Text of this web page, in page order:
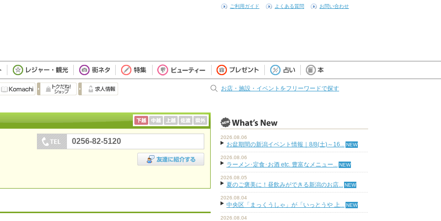
ご利用ガイド よくある質問 お問い合わせ
お店・施設・イベントをフリーワードで探す
0256-82-5120 2026.08.06
お盆期間の新潟イベント情報｜8/8(土)～16...
2026.08.06
ラーメン･定食･お酒 etc. 豊富なメニュー...
2026.08.05
夏のご褒美に！昼飲みができる新潟のお店...
2026.08.04
中央区「まっくうしゃ」が「いっとうや 上...
2026.08.04